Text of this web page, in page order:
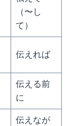
（〜し
て）
伝えれば
伝える前
に
伝えなが